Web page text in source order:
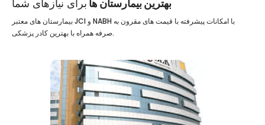
بهترین بیمارستان ها برای نیازهای شما
بیمارستان های معتبر JCI و NABH با امکانات پیشرفته با قیمت های مقرون به
صرفه همراه با بهترین کادر پزشکی.